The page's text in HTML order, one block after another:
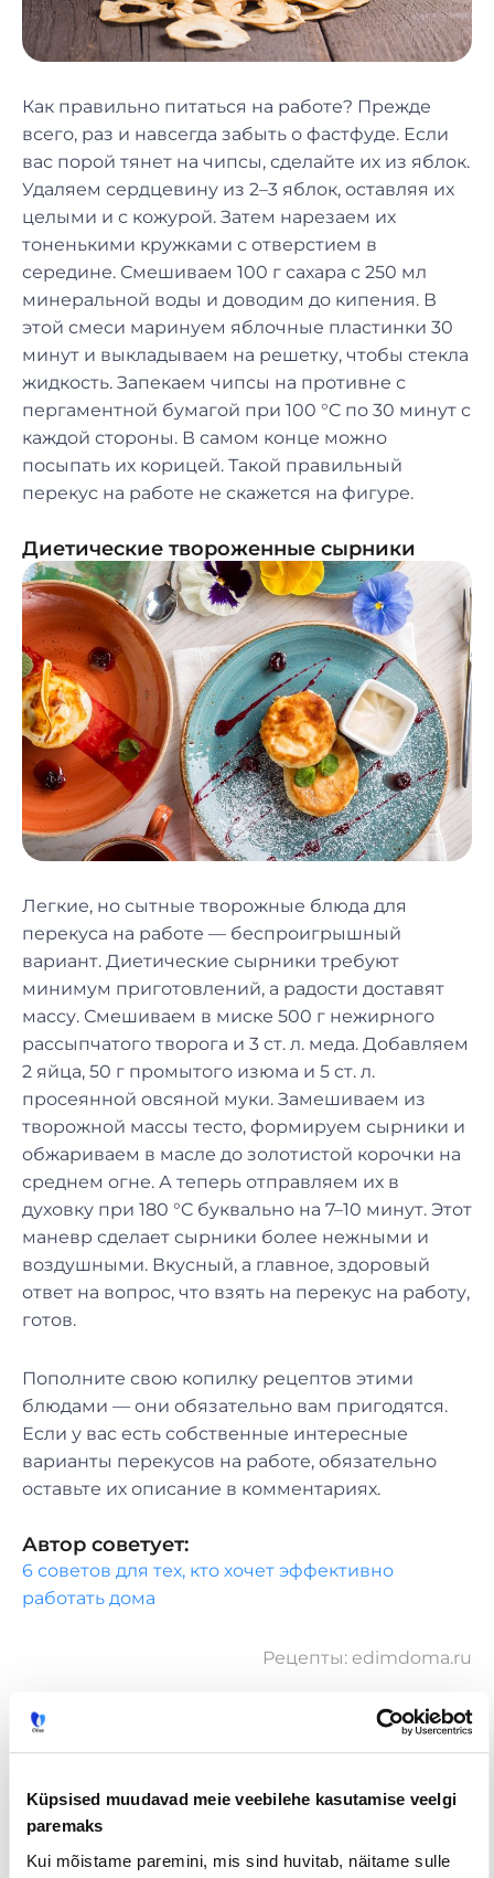
Küpsised muudavad meie veebilehe kasutamise veelgi
paremaks
Kui mõistame paremini, mis sind huvitab, näitame sulle
Как правильно питаться на работе? Прежде
всего, раз и навсегда забыть о фастфуде. Если
вас порой тянет на чипсы, сделайте их из яблок.
Удаляем сердцевину из 2–3 яблок, оставляя их
целыми и с кожурой. Затем нарезаем их
тоненькими кружками с отверстием в
середине. Смешиваем 100 г сахара с 250 мл
минеральной воды и доводим до кипения. В
этой смеси маринуем яблочные пластинки 30
минут и выкладываем на решетку, чтобы стекла
жидкость. Запекаем чипсы на противне с
пергаментной бумагой при 100 °C по 30 минут с
каждой стороны. В самом конце можно
посыпать их корицей. Такой правильный
перекус на работе не скажется на фигуре.
Диетические твороженные сырники
Легкие, но сытные творожные блюда для
перекуса на работе — беспроигрышный
вариант. Диетические сырники требуют
минимум приготовлений, а радости доставят
массу. Смешиваем в миске 500 г нежирного
рассыпчатого творога и 3 ст. л. меда. Добавляем
2 яйца, 50 г промытого изюма и 5 ст. л.
просеянной овсяной муки. Замешиваем из
творожной массы тесто, формируем сырники и
обжариваем в масле до золотистой корочки на
среднем огне. А теперь отправляем их в
духовку при 180 °C буквально на 7–10 минут. Этот
маневр сделает сырники более нежными и
воздушными. Вкусный, а главное, здоровый
ответ на вопрос, что взять на перекус на работу,
готов.
Пополните свою копилку рецептов этими
блюдами — они обязательно вам пригодятся.
Если у вас есть собственные интересные
варианты перекусов на работе, обязательно
оставьте их описание в комментариях.
Автор советует:
6 советов для тех, кто хочет эффективно
работать дома
Рецепты: edimdoma.ru
Tööpakkumised € Avaliku
Kaugtöö ja
Palk alates
2500€